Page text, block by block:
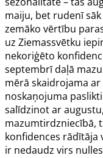
maiju, bet rudenī
zemāko vērtību
uz Ziemassvētku
nekoriģēto
septembrī daļā
mērā skaidrojama
noskaņojuma
salīdzinot ar
mazumtirdzniecībā,
konfidences rādītāja
ir nedaudz virs